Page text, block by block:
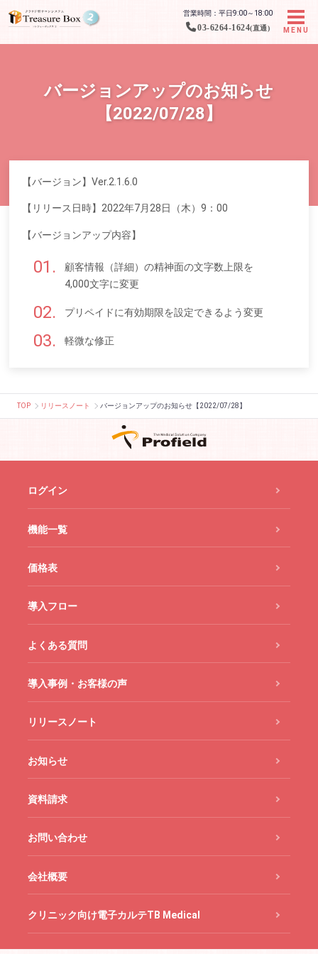
営業時間：平日9:00～18:00
03-6264-1624(直通) MENU
バージョンアップのお知らせ
【2022/07/28】
【バージョン】Ver.2.1.6.0
【リリース日時】2022年7月28日（木）9：00
【バージョンアップ内容】
顧客情報（詳細）の精神面の文字数上限を
4,000文字に変更
プリペイドに有効期限を設定できるよう変更
軽微な修正
TOP リリースノート バージョンアップのお知らせ【2022/07/28】
ログイン
機能一覧
価格表
導入フロー
よくある質問
導入事例・お客様の声
リリースノート
お知らせ
資料請求
お問い合わせ
会社概要
クリニック向け電子カルテTB Medical